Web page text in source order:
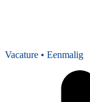
Vacature • Eenmalig